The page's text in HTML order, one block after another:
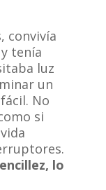
convivía
tenía
luz
un
No
si
lo